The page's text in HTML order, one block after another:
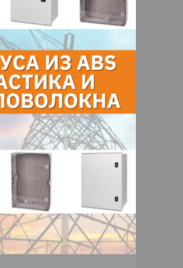
заказ с помощью
и мы подберем для
компанию